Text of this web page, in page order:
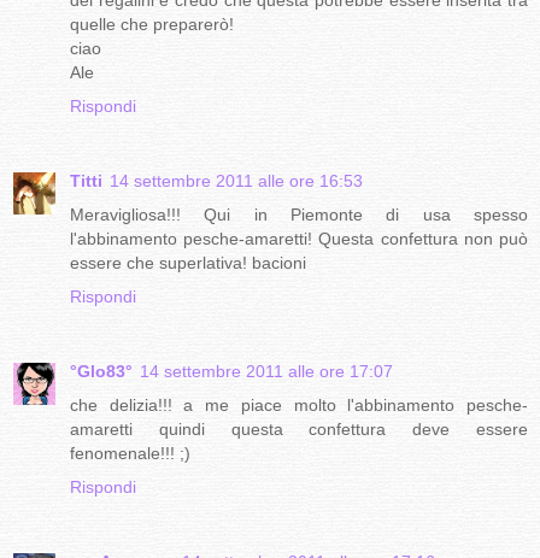
quelle che preparerò!
ciao
Ale
Rispondi
Titti 14 settembre 2011 alle ore 16:53
Meravigliosa!!! Qui in Piemonte di usa spesso
l'abbinamento pesche-amaretti! Questa confettura non può
essere che superlativa! bacioni
Rispondi
°Glo83° 14 settembre 2011 alle ore 17:07
che delizia!!! a me piace molto l'abbinamento pesche-
amaretti quindi questa confettura deve essere
fenomenale!!! ;)
Rispondi